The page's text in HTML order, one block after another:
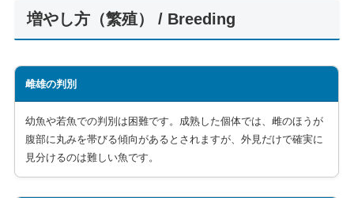
増やし方（繁殖） / Breeding
雌雄の判別
幼魚や若魚での判別は困難です。成熟した個体では、雌のほうが
腹部に丸みを帯びる傾向があるとされますが、外見だけで確実に
見分けるのは難しい魚です。